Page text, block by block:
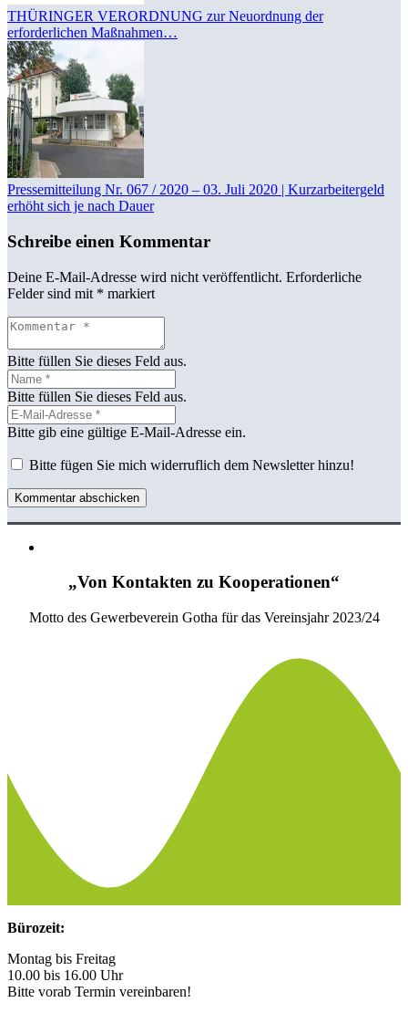
THÜRINGER VERORDNUNG zur Neuordnung der
erforderlichen Maßnahmen…
Pressemitteilung Nr. 067 / 2020 – 03. Juli 2020 | Kurzarbeitergeld
erhöht sich je nach Dauer
Schreibe einen Kommentar
Deine E-Mail-Adresse wird nicht veröffentlicht. Erforderliche
Felder sind mit * markiert
Bitte füllen Sie dieses Feld aus.
Bitte füllen Sie dieses Feld aus.
Bitte gib eine gültige E-Mail-Adresse ein.
Bitte fügen Sie mich widerruflich dem Newsletter hinzu!
Kommentar abschicken
„Von Kontakten zu Kooperationen“
Motto des Gewerbeverein Gotha für das Vereinsjahr 2023/24
Bürozeit:
Montag bis Freitag
10.00 bis 16.00 Uhr
Bitte vorab Termin vereinbaren!